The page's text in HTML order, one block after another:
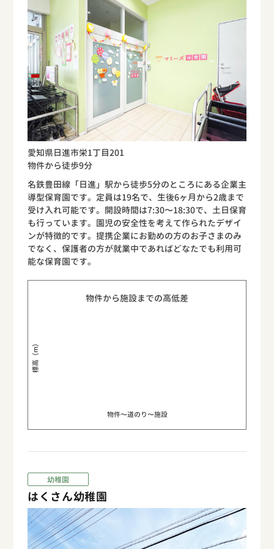
愛知県日進市栄1丁目201
物件から徒歩9分
名鉄豊田線「日進」駅から徒歩5分のところにある企業主
導型保育園です。定員は19名で、生後6ヶ月から2歳まで
受け入れ可能です。開設時間は7:30〜18:30で、土日保育
も行っています。園児の安全性を考えて作られたデザイ
ンが特徴的です。提携企業にお勤めの方のお子さまのみ
でなく、保護者の方が就業中であればどなたでも利用可
能な保育園です。
物件から施設までの高低差
標高（m）
物件〜道のり〜施設
幼稚園
はくさん幼稚園